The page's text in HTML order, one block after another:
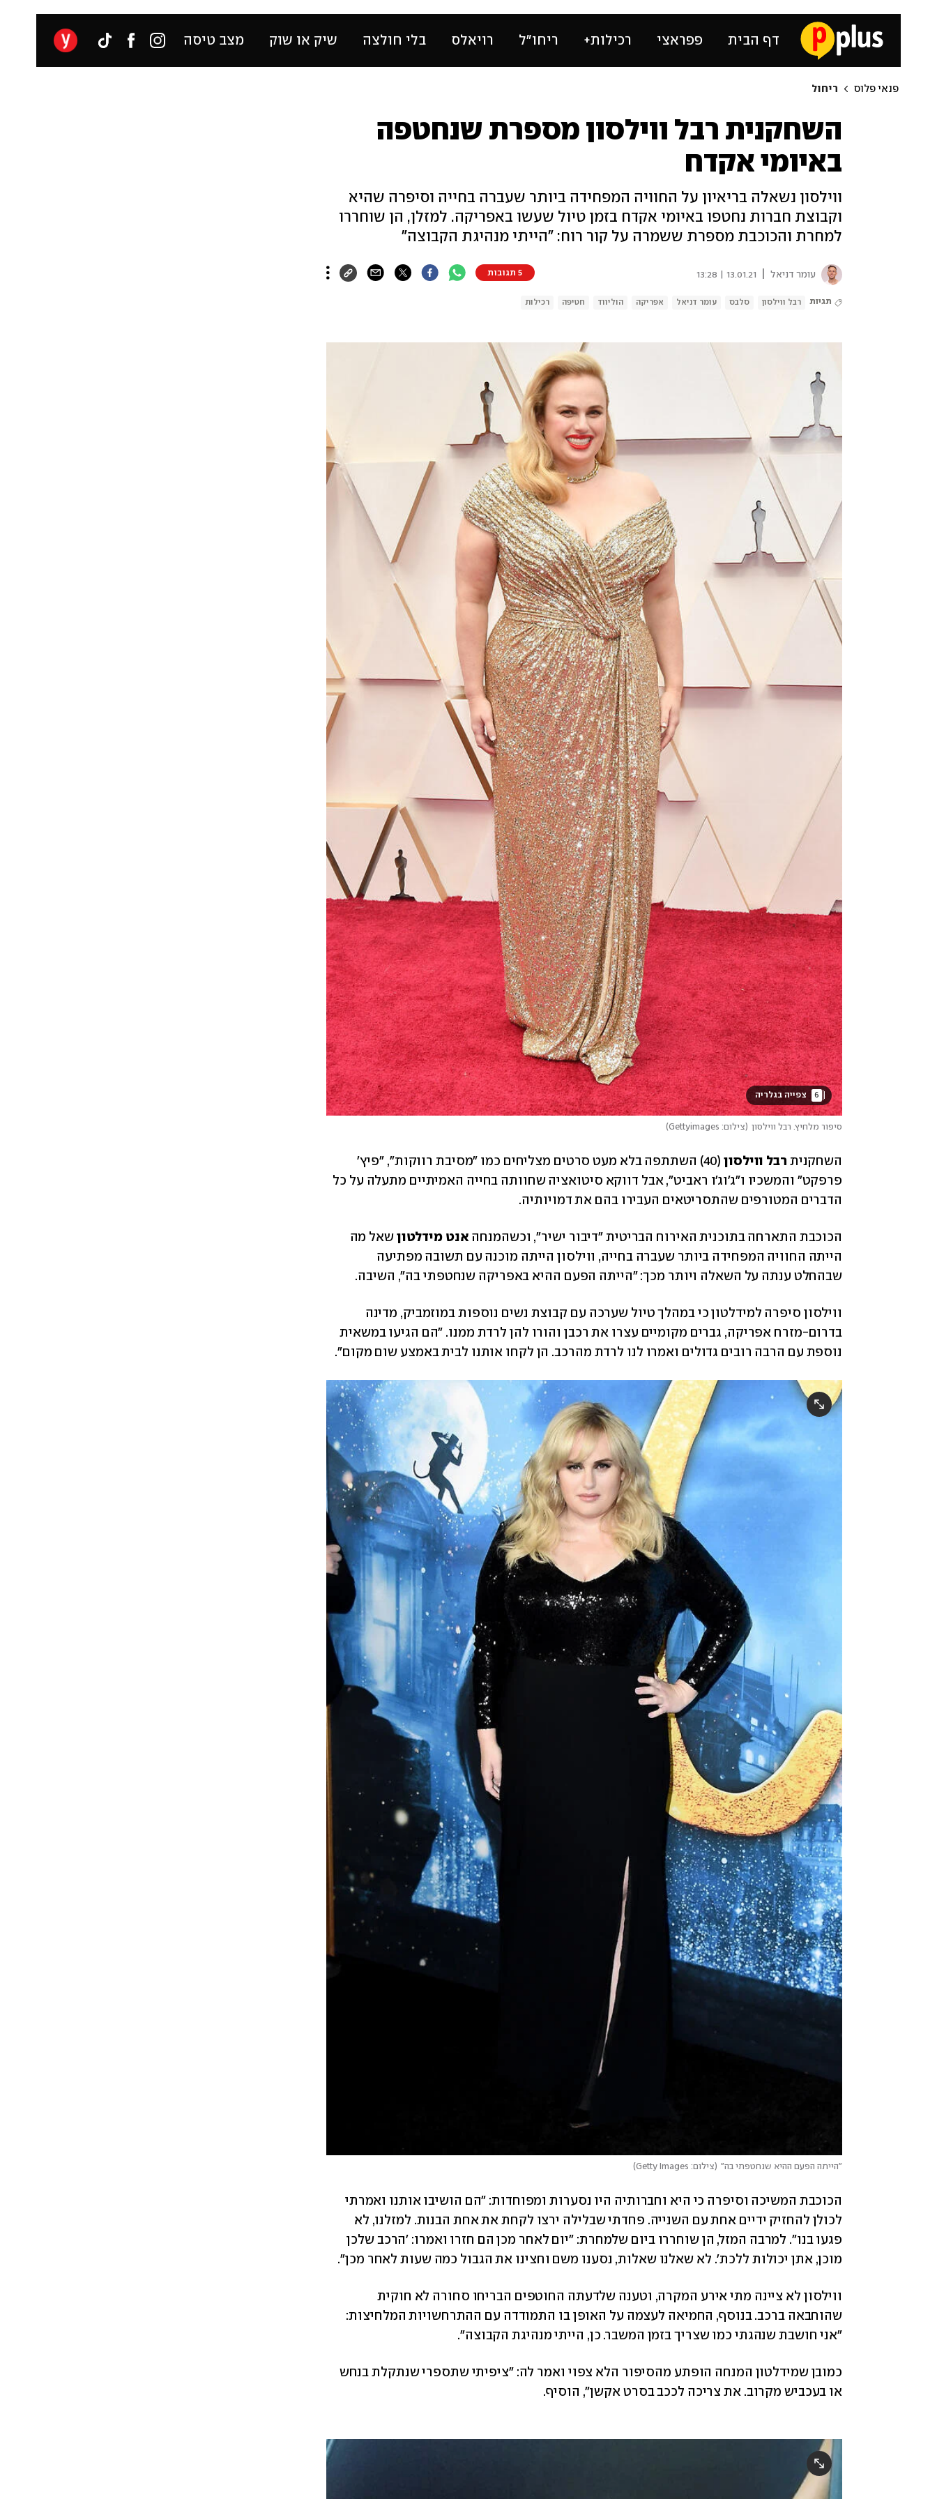
דף הבית פפראצי רכילות+ ריחו״ל רויאלס בלי חולצה שיק או שוק מצב טיסה
פנאי פלוס ריחול
השחקנית רבל ווילסון מספרת שנחטפה
באיומי אקדח
ווילסון נשאלה בריאיון על החוויה המפחידה ביותר שעברה בחייה וסיפרה שהיא
וקבוצת חברות נחטפו באיומי אקדח בזמן טיול שעשו באפריקה. למזלן, הן שוחררו
למחרת והכוכבת מספרת ששמרה על קור רוח: "הייתי מנהיגת הקבוצה"
עומר דניאל 13.01.21 | 13:28 5 תגובות
תגיות רבל ווילסון סלבס עומר דניאל אפריקה הוליווד חטיפה רכילות
6
סיפור מלחיץ. רבל ווילסון (צילום: Gettyimages )
השחקנית רבל ווילסון
הדברים המטורפים שהתסריטאים העבירו בהם את דמויותיה.
הכוכבת התארחה בתוכנית האירוח הבריטית "דיבור ישיר", וכשהמנחה אנט מידלטון
שבהחלט ענתה על השאלה ויותר מכך: "הייתה הפעם ההיא באפריקה שנחטפתי בה", השיבה.
בדרום-מזרח אפריקה, גברים מקומיים עצרו את רכבן והורו להן לרדת ממנו. "הם הגיעו במשאית
נוספת עם הרבה רובים גדולים ואמרו לנו לרדת מהרכב. הן לקחו אותנו לבית באמצע שום מקום".
"הייתה הפעם ההיא שנחטפתי בה" (צילום: Getty Images )
פגעו בנו". למרבה המזל, הן שוחררו ביום שלמחרת: "יום לאחר מכן הם חזרו ואמרו: 'הרכב שלכן
מוכן, אתן יכולות ללכת'. לא שאלנו שאלות, נסענו משם וחצינו את הגבול כמה שעות לאחר מכן".
ווילסון לא ציינה מתי אירע המקרה, וטענה שלדעתה החוטפים הבריחו סחורה לא חוקית
"אני חושבת שנהגתי כמו שצריך בזמן המשבר. כן, הייתי מנהיגת הקבוצה".